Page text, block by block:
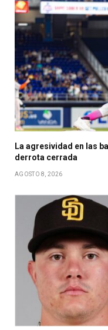
La agresividad en las
derrota cerrada
AGOSTO 8, 2026